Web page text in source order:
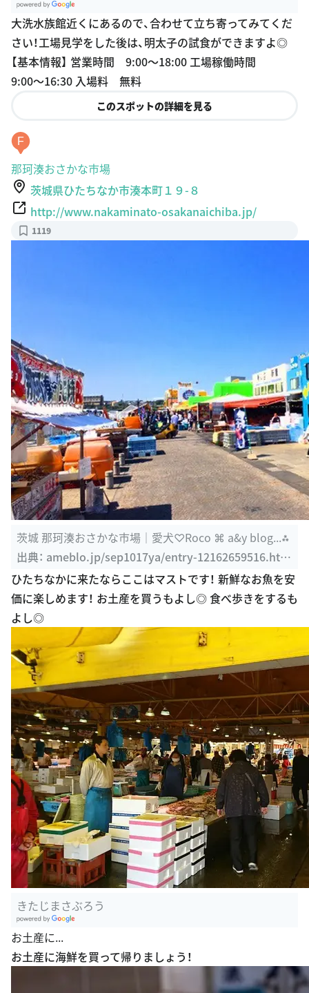
oogle Plac
es
大洗水族館近くにあるので、合わせて立ち寄ってみてくだ
さい！工場見学をした後は、明太子の試食ができますよ◎
【基本情報】 営業時間 9:00〜18:00 工場稼働時間
9:00〜16:30 入場料 無料
このスポットの詳細を見る
F
那珂湊おさかな市場
茨城県ひたちなか市湊本町１９-８
http://www.nakaminato-osakanaichiba.jp/
1119
茨城 那珂湊おさかな市場｜愛犬♡Roco ⌘ a&y blog...⁂
出典： ameblo.jp/sep1017ya/entry-12162659516.htm
l
ひたちなかに来たならここはマストです！ 新鮮なお魚を安
価に楽しめます！ お土産を買うもよし◎ 食べ歩きをするも
よし◎
きたじまさぶろう
oogle Plac
es
お土産に...
お土産に海鮮を買って帰りましょう！